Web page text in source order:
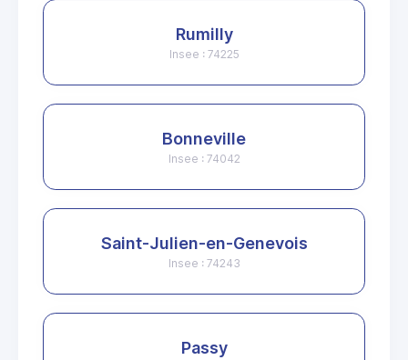
Rumilly
Insee : 74225
Bonneville
Insee : 74042
Saint-Julien-en-Genevois
Insee : 74243
Passy